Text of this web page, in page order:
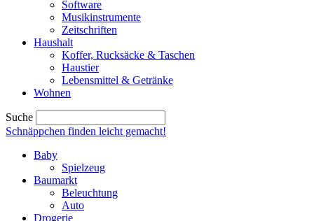
Software
Musikinstrumente
Zeitschriften
Haushalt
Koffer, Rucksäcke & Taschen
Haustier
Lebensmittel & Getränke
Wohnen
Suche
Schnäppchen finden leicht gemacht!
Baby
Spielzeug
Baumarkt
Beleuchtung
Auto
Drogerie